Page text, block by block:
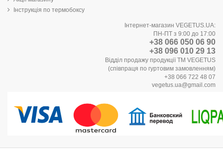
Інструкція по термобоксу
Інтернет-магазин VEGETUS.UA:
ПН-ПТ з 9:00 до 17:00
+38 066 050 06 90
+38 096 010 29 13
Відділ продажу продукції ТМ VEGETUS
(співпраця по гуртовим замовленням)
+38 066 722 48 07
vegetus.ua@gmail.com